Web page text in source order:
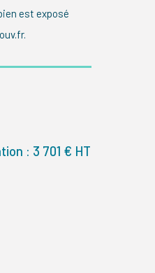
est exposé
: 3 701 € HT